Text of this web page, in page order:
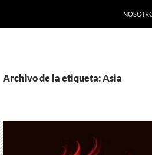
Archivo de la etiqueta: Asia